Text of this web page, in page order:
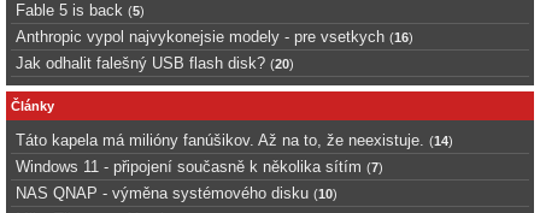
Fable 5 is back (5)
Anthropic vypol najvykonejsie modely - pre vsetkych (16)
Jak odhalit falešný USB flash disk? (20)
Články
Táto kapela má milióny fanúšikov. Až na to, že neexistuje. (14)
Windows 11 - připojení současně k několika sítím (7)
NAS QNAP - výměna systémového disku (10)